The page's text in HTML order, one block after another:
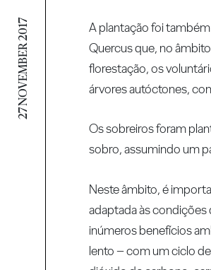
27 NOVEMBER 2017
A plantação foi
Quercus que, no
florestação, os
árvores autóctones,
Os sobreiros foram
sobro, assumindo um
Neste âmbito, é
adaptada às condições
inúmeros benefícios
lento – com um ciclo